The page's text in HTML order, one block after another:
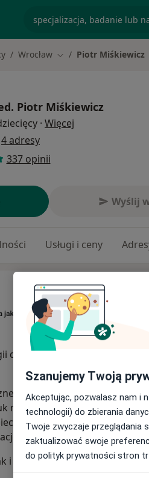
Wrocław Zmień miasto
Piotr Miśkiewicz
Piotr Miśkiewicz
· Więcej
4 adresy
337 opinii
Wyślij
Usługi i ceny
dziecięcej oraz ortopedii i
im. Piastów Śląskich we
medycznych. W 1993r.
I stopnia (w 2006r.
II stopnia z ortopedii i
i osoby dorosłe. Wykonuję
Szanujemy Twoją
Akceptując, pozwalasz nam i
technologii) do zbierania
Twoje zwyczaje przeglądania
zaktualizować swoje
do polityk prywatności stron